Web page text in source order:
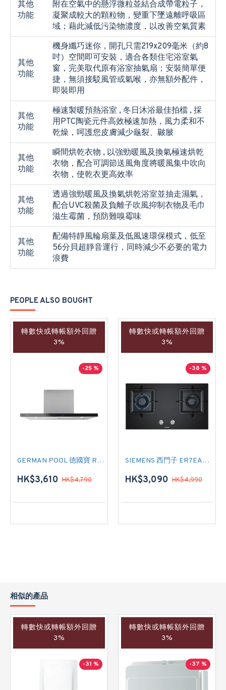
其他
功能
附在空氣中的懸浮微粒並結合成帶電粒子，
凝聚成較大的顆粒物，變重下墜遠離呼吸區
域；藉此減低污染物濃度，以改善空氣質素
其他
功能
機身纖巧迷你，開孔只需219x209毫米（約8
吋）空間即可安裝，適合各類住宅浴室氣
窗，完美取代原有浴室抽氣扇；安裝簡單便
捷，無須接駁風管或氣喉，亦無額外配件，
即裝即用
其他
功能
極速製暖預熱浴室 , 冬日沐浴最佳拍檔 , 採
用PTC陶瓷元件高效極速加熱，風力柔和不
乾燥，呵護您皮膚減少龜裂、㿺㿭
其他
功能
瞬間烘乾衣物 , 以強勁暖風及換氣極速烘乾
衣物，配合可調節送風角度將暖風集中吹向
衣物，使乾衣更高效率
其他
功能
透過強勁暖風及換氣烘乾浴室並抽走濕氣，
配合UVC殺菌及負離子吹風抑制衣物及毛巾
滋生霉菌，預防難嗅霉味
其他
功能
配備特靜風輪扇葉及低風速環保模式，低至
56分貝超靜音運行，同時減少不必要的電力
浪費
PEOPLE ALSO BOUGHT
轉數快或轉帳額外回贈
3%
-25 %
GERMAN POOL 德國寶 RDS-8356 煙囪式抽油煙機
HK$3,610 HK$4,790
轉數快或轉帳額外回贈
3%
-38 %
SIEMENS 西門子 ER7EA233HK 雙頭氣體煮食爐
HK$3,090 HK$4,990
相似的產品
轉數快或轉帳額外回贈
3%
-31 %
轉數快或轉帳額外回贈
3%
-37 %